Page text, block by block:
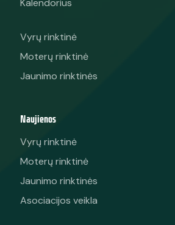
Kalendorius
Vyrų rinktinė
Moterų rinktinė
Jaunimo rinktinės
Naujienos
Vyrų rinktinė
Moterų rinktinė
Jaunimo rinktinės
Asociacijos veikla